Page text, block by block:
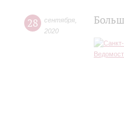
28 сентября
2020